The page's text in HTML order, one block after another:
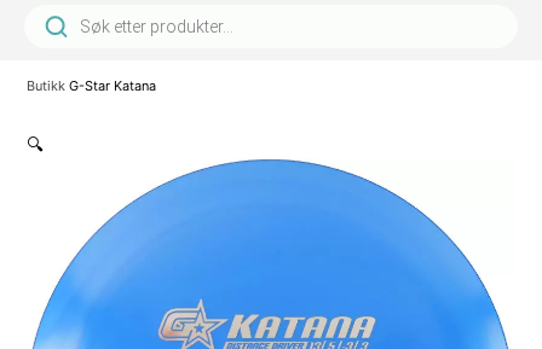
Products search
Butikk G-Star Katana
🔍